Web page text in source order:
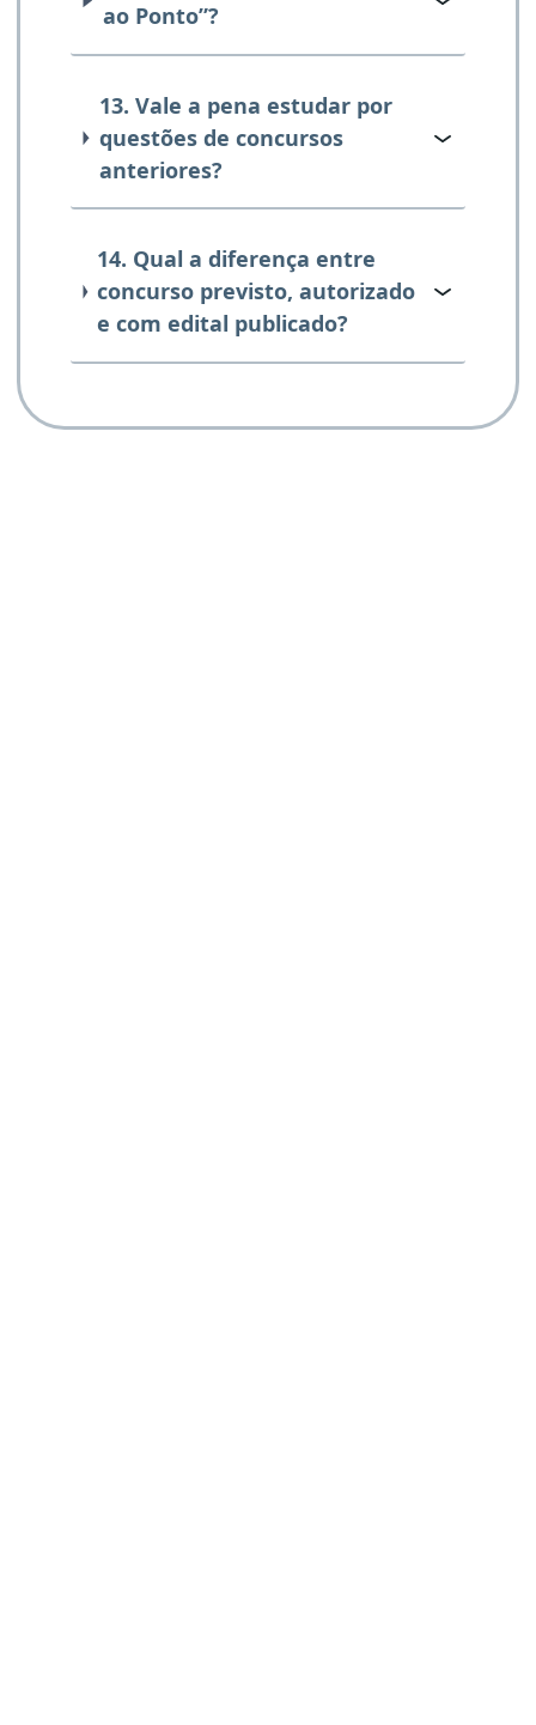
ao Ponto”?
13. Vale a pena estudar por
questões de concursos
anteriores?
14. Qual a diferença entre
concurso previsto, autorizado
e com edital publicado?